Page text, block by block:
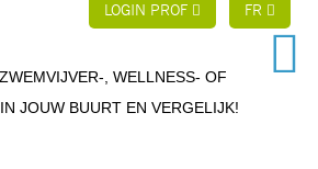
LOGIN PROF FR
, WELLNESS- OF
JOUW BUURT EN VERGELIJK!